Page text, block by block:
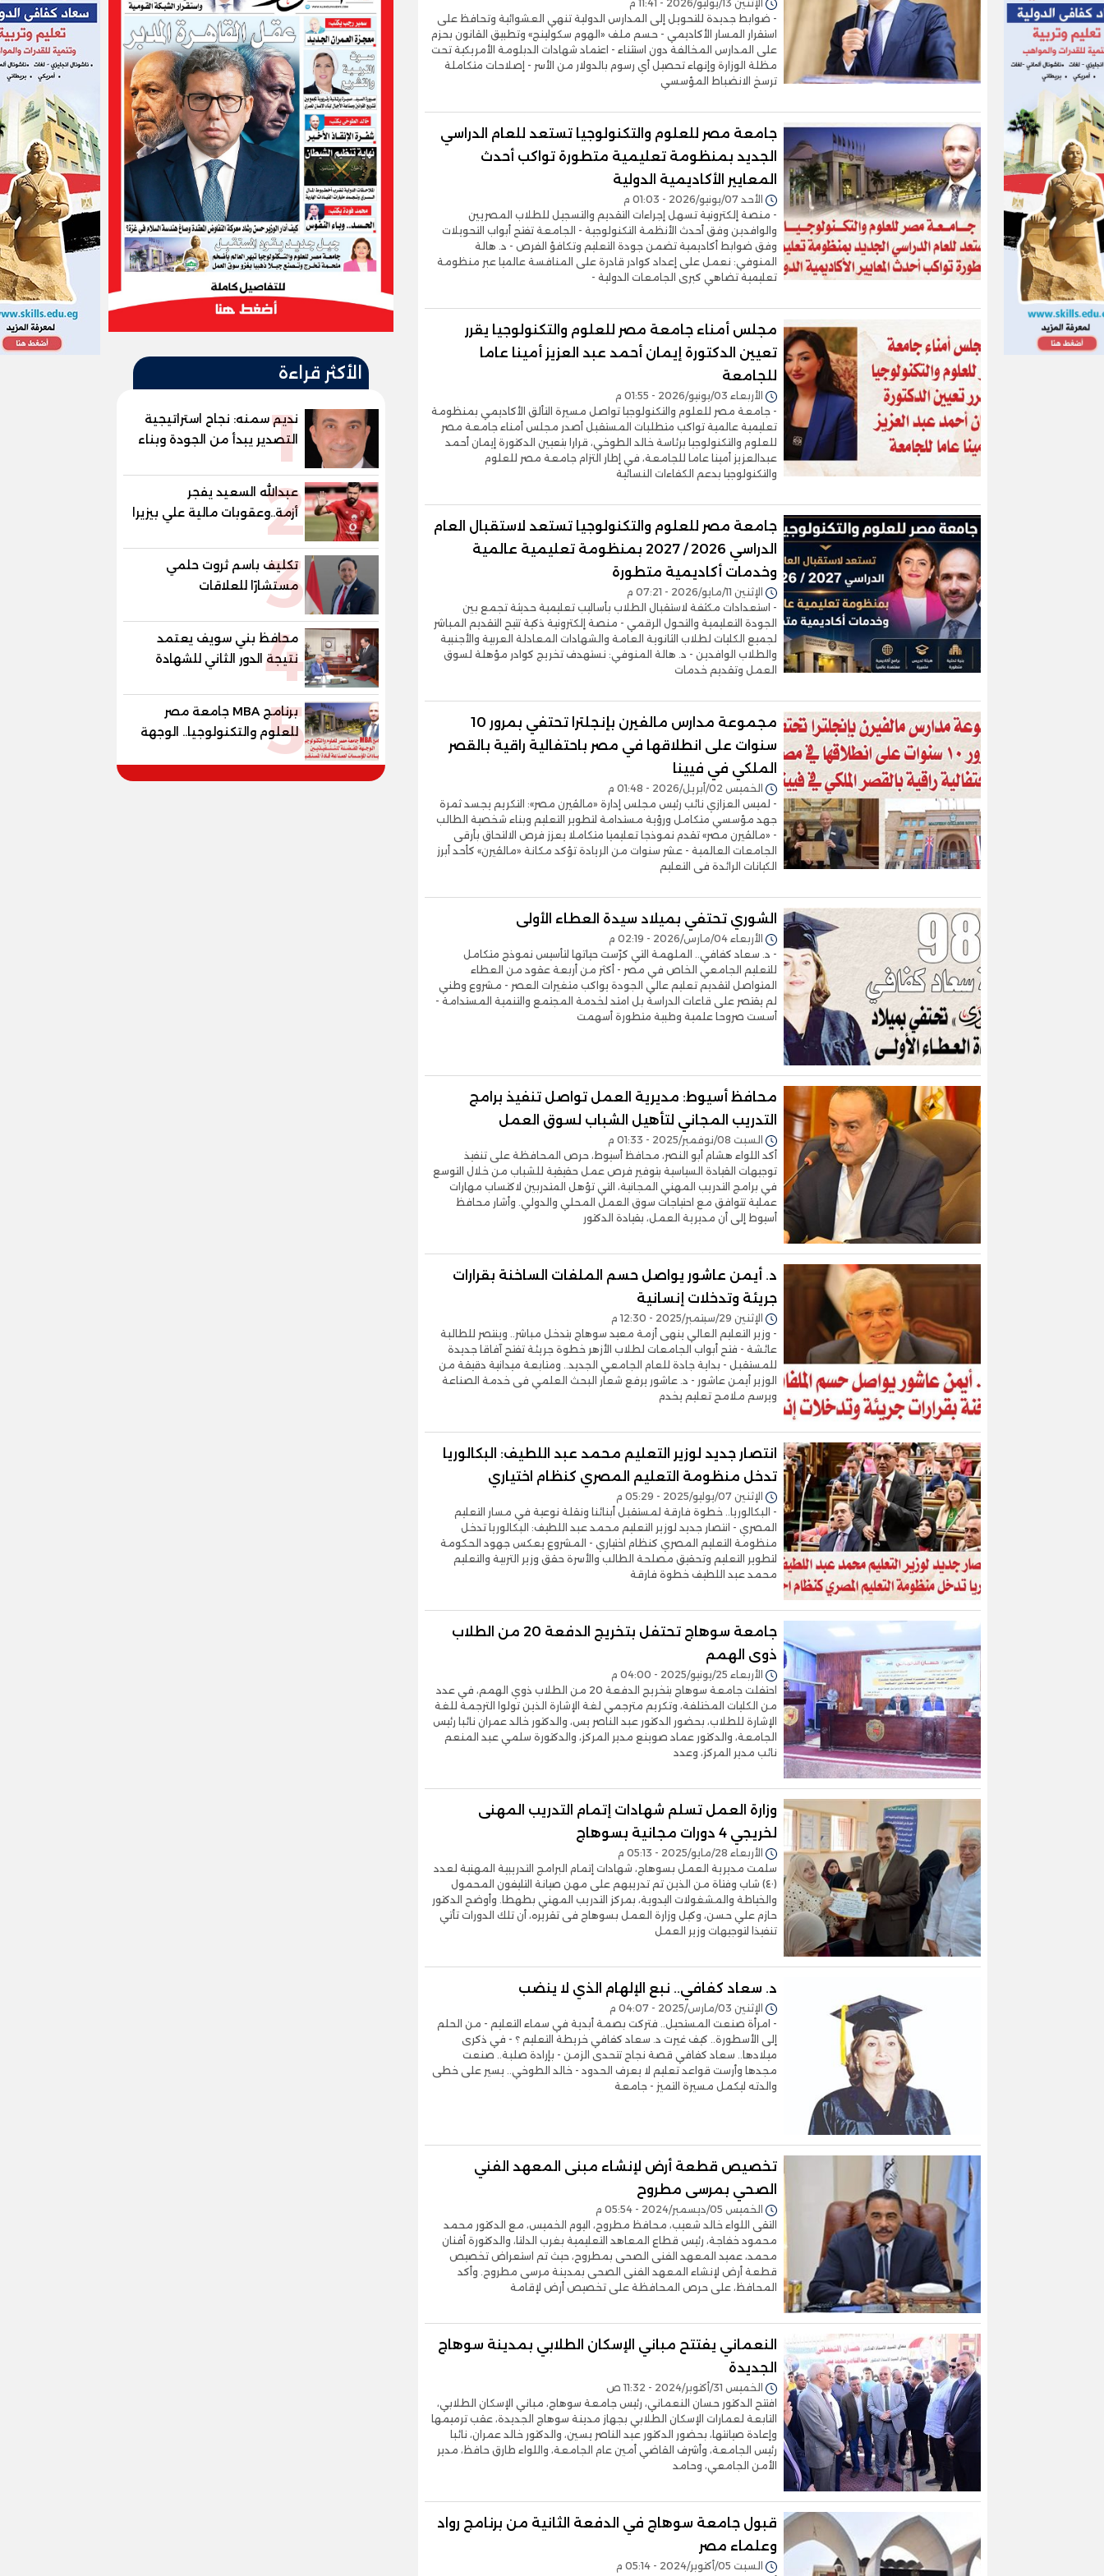
الإثنين 13/يوليو/2026 - 11:41 م
- ضوابط جديدة للتحويل إلى المدارس الدولية تنهي العشوائية وتحافظ على
استقرار المسار الأكاديمي - حسم ملف «الهوم سكولينج» وتطبيق القانون بحزم
على المدارس المخالفة دون استثناء - اعتماد شهادات الدبلومة الأمريكية تحت
مظلة الوزارة وإنهاء تحصيل أي رسوم بالدولار من الأسر - إصلاحات متكاملة
ترسخ الانضباط المؤسسي
جامعة مصر للعلوم والتكنولوجيا تستعد للعام الدراسي
الجديد بمنظومة تعليمية متطورة تواكب أحدث
المعايير الأكاديمية الدولية
الأحد 07/يونيو/2026 - 01:03 م
- منصة إلكترونية تسهل إجراءات التقديم والتسجيل للطلاب المصريين
والوافدين وفق أحدث الأنظمة التكنولوجية - الجامعة تفتح أبواب التحويلات
وفق ضوابط أكاديمية تضمن جودة التعليم وتكافؤ الفرص - د. هالة
المنوفي: نعمل على إعداد كوادر قادرة على المنافسة عالميا عبر منظومة
تعليمية تضاهي كبرى الجامعات الدولية -
مجلس أمناء جامعة مصر للعلوم والتكنولوجيا يقرر
تعيين الدكتورة إيمان أحمد عبد العزيز أمينا عاما
للجامعة
الأربعاء 03/يونيو/2026 - 01:55 م
- جامعة مصر للعلوم والتكنولوجيا تواصل مسيرة التألق الأكاديمي بمنظومة
تعليمية عالمية تواكب متطلبات المستقبل أصدر مجلس أمناء جامعة مصر
للعلوم والتكنولوجيا برئاسة خالد الطوخي، قرارا بتعيين الدكتورة إيمان أحمد
عبدالعزيز أمينا عاما للجامعة، في إطار التزام جامعة مصر للعلوم
والتكنولوجيا بدعم الكفاءات النسائية
جامعة مصر للعلوم والتكنولوجيا تستعد لاستقبال العام
الدراسي 2026 / 2027 بمنظومة تعليمية عالمية
وخدمات أكاديمية متطورة
الإثنين 11/مايو/2026 - 07:21 م
- استعدادات مكثفة لاستقبال الطلاب بأساليب تعليمية حديثة تجمع بين
الجودة التعليمية والتحول الرقمي - منصة إلكترونية ذكية تتيح التقديم المباشر
لجميع الكليات لطلاب الثانوية العامة والشهادات المعادلة العربية والأجنبية
والطلاب الوافدين - د. هالة المنوفي: نستهدف تخريج كوادر مؤهلة لسوق
العمل وتقديم خدمات
مجموعة مدارس مالفيرن بإنجلترا تحتفي بمرور 10
سنوات على انطلاقها في مصر باحتفالية راقية بالقصر
الملكي في فيينا
الخميس 02/أبريل/2026 - 01:48 م
- لميس العزازي نائب رئيس مجلس إدارة «مالڤيرن مصر»: التكريم يجسد ثمرة
جهد مؤسسي متكامل ورؤية مستدامة لتطوير التعليم وبناء شخصية الطالب
- «مالڤيرن مصر» تقدم نموذجا تعليميا متكاملا يعزز فرص الالتحاق بأرقى
الجامعات العالمية - عشر سنوات من الريادة تؤكد مكانة «مالڤيرن» كأحد أبرز
الكيانات الرائدة فى التعليم
الشوري تحتفي بميلاد سيدة العطاء الأولى
الأربعاء 04/مارس/2026 - 02:19 م
- د. سعاد كفافي.. الملهمة التي كرّست حياتها لتأسيس نموذج متكامل
للتعليم الجامعي الخاص في مصر - أكثر من أربعة عقود من العطاء
المتواصل لتقديم تعليم عالي الجودة يواكب متغيرات العصر - مشروع وطني
لم يقتصر على قاعات الدراسة بل امتد لخدمة المجتمع والتنمية المستدامة -
أسست صروحا علمية وطبية متطورة أسهمت
محافظ أسيوط: مديرية العمل تواصل تنفيذ برامج
التدريب المجاني لتأهيل الشباب لسوق العمل
السبت 08/نوفمبر/2025 - 01:33 م
أكد اللواء هشام أبو النصر، محافظ أسيوط، حرص المحافظة على تنفيذ
توجيهات القيادة السياسية بتوفير فرص عمل حقيقية للشباب من خلال التوسع
في برامج التدريب المهني المجانية، التي تؤهل المتدربين لاكتساب مهارات
عملية تتوافق مع احتياجات سوق العمل المحلي والدولي. وأشار محافظ
أسيوط إلى أن مديرية العمل، بقيادة الدكتور
د. أيمن عاشور يواصل حسم الملفات الساخنة بقرارات
جريئة وتدخلات إنسانية
الإثنين 29/سبتمبر/2025 - 12:30 م
- وزير التعليم العالي ينهى أزمة معيد سوهاج بتدخل مباشر.. وينتصر للطالبة
عائشة - فتح أبواب الجامعات لطلاب الأزهر خطوة جريئة تفتح آفاقا جديدة
للمستقبل - بداية جادة للعام الجامعي الجديد.. ومتابعة ميدانية دقيقة من
الوزير أيمن عاشور - د. عاشور يرفع شعار البحث العلمي فى خدمة الصناعة
ويرسم ملامح تعليم يخدم
انتصار جديد لوزير التعليم محمد عبد اللطيف: البكالوريا
تدخل منظومة التعليم المصري كنظام اختياري
الإثنين 07/يوليو/2025 - 05:29 م
- البكالوريا.. خطوة فارقة لمستقبل أبنائنا ونقلة نوعية في مسار التعليم
المصري - انتصار جديد لوزير التعليم محمد عبد اللطيف: البكالوريا تدخل
منظومة التعليم المصري كنظام اختياري - المشروع يعكس جهود الحكومة
لتطوير التعليم وتحقيق مصلحة الطالب والأسرة حقق وزير التربية والتعليم
محمد عبد اللطيف خطوة فارقة
جامعة سوهاج تحتفل بتخريج الدفعة 20 من الطلاب
ذوى الهمم
الأربعاء 25/يونيو/2025 - 04:00 م
احتفلت جامعة سوهاج بتخريج الدفعة 20 من الطلاب ذوي الهمم، في عدد
من الكليات المختلفة، وتكريم مترجمي لغة الإشارة الذين تولوا الترجمة للغة
الإشارة للطلاب، بحضور الدكتور عبد الناصر يس، والدكتور خالد عمران نائبا رئيس
الجامعة، والدكتور عماد صوينع مدير المركز، والدكتورة سلمي عبد المنعم
نائب مدير المركز، وعدد
وزارة العمل تسلم شهادات إتمام التدريب المهنى
لخريجي 4 دورات مجانية بسوهاج
الأربعاء 28/مايو/2025 - 05:13 م
سلمت مديرية العمل بسوهاج، شهادات إتمام البرامج التدريبية المهنية لعدد
(٤٠) شاب وفتاة من الذين تم تدريبهم على مهن صيانة التليفون المحمول
والخياطة والمشغولات اليدوية، بمركز التدريب المهني بطهطا. وأوضح الدكتور
حازم علي حسن، وكيل وزارة العمل بسوهاج فى تقريره، أن تلك الدورات تأتي
تنفيذا لتوجيهات وزير العمل
د. سعاد كفافي.. نبع الإلهام الذي لا ينضب
الإثنين 03/مارس/2025 - 04:07 م
- امرأة صنعت المستحيل.. فتركت بصمة أبدية في سماء التعليم - من الحلم
إلى الأسطورة.. كيف غيرت د. سعاد كفافي خريطة التعليم ؟ - في ذكرى
ميلادها.. سعاد كفافي قصة نجاح تتحدى الزمن - بإرادة صلبة.. صنعت
مجدها وأرست قواعد تعليم لا يعرف الحدود - خالد الطوخي.. يسير على خطى
والدته ليكمل مسيرة التميز - جامعة
تخصيص قطعة أرض لإنشاء مبنى المعهد الفني
الصحي بمرسى مطروح
الخميس 05/ديسمبر/2024 - 05:54 م
التقى اللواء خالد شعيب، محافظ مطروح، اليوم الخميس، مع الدكتور محمد
محمود خفاجة، رئيس قطاع المعاهد التعليمية بغرب الدلتا، والدكتورة أفنان
محمد، عميد المعهد الفنى الصحى بمطروح، حيث تم استعراض تخصيص
قطعة أرض لإنشاء المعهد الفنى الصحى بمدينة مرسى مطروح. وأكد
المحافظ، على حرص المحافظة على تخصيص أرض لإقامة
النعماني يفتتح مباني الإسكان الطلابي بمدينة سوهاج
الجديدة
الخميس 31/أكتوبر/2024 - 11:32 ص
افتتح الدكتور حسان النعماني، رئيس جامعة سوهاج، مباني الإسكان الطلابي،
التابعة لعمارات الإسكان الطلابي بجهاز مدينة سوهاج الجديدة، عقب ترميمها
وإعادة صيانتها، بحضور الدكتور عبد الناصر يسين، والدكتور خالد عمران، نائبا
رئيس الجامعة، وأشرف القاضي أمين عام الجامعة، واللواء طارق حافظ، مدير
الأمن الجامعي، وحامد
قبول جامعة سوهاج في الدفعة الثانية من برنامج رواد
وعلماء مصر
السبت 05/أكتوبر/2024 - 05:14 م
الأكثر قراءة
1
نديم سمنه: نجاح استراتيجية
التصدير يبدأ من الجودة وبناء
الثقة في شعار "صنع في
مصر"
2
عبدالله السعيد يفجر
أزمة..وعقوبات مالية علي بيزيرا
وبانزا
3
تكليف باسم ثروت حلمي
مستشارًا للعلاقات
الدبلوماسية وعضوًا بالهيئة
«جاد جمينت يوإن»
4
محافظ بني سويف يعتمد
نتيجة الدور الثاني للشهادة
الإعدادية العامة بنسبة
منازل.. و70.56% للمهنية ..
و100% للصُم وضعاف السمع
والنور للمكفوفين
5
برنامج MBA جامعة مصر
للعلوم والتكنولوجيا.. الوجهة
المفضلة للتنفيذيين وقيادات